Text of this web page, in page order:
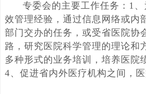
专委会的主要工作任务： 1
效管理经验，通过信息网络或内
部门交办的任务，或受省医院协
路，研究医院科学管理的理论和
多种形式的业务培训，培养医院
4、促进省内外医疗机构之间，